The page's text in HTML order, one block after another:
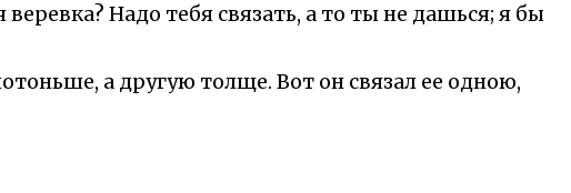
Надо тебя связать, а то ты не дашься; я бы
а другую толще. Вот он связал ее одною,